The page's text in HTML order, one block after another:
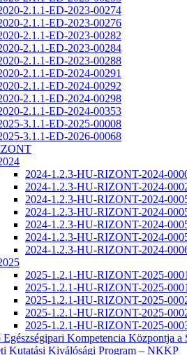
2.1.1-ED-2023-00274
2.1.1-ED-2023-00276
2.1.1-ED-2023-00282
2.1.1-ED-2023-00284
2.1.1-ED-2023-00288
2.1.1-ED-2024-00291
2.1.1-ED-2024-00292
2.1.1-ED-2024-00298
2.1.1-ED-2024-00353
3.1.1-ED-2025-00008
3.1.1-ED-2026-00068
2024-1.2.3-HU-RIZONT-2024-
2024-1.2.3-HU-RIZONT-2024-
2024-1.2.3-HU-RIZONT-2024-
2024-1.2.3-HU-RIZONT-2024-
2024-1.2.3-HU-RIZONT-2024-
2024-1.2.3-HU-RIZONT-2024-
2024-1.2.3-HU-RIZONT-2024-
2025-1.2.1-HU-RIZONT-2025-
2025-1.2.1-HU-RIZONT-2025-
2025-1.2.1-HU-RIZONT-2025-
2025-1.2.1-HU-RIZONT-2025-
2025-1.2.1-HU-RIZONT-2025-
Egészségipari Kompetencia Központja
Kutatási Kiválósági Program – NKKP